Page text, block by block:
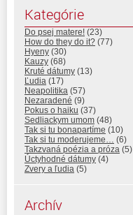
Kategórie
Do psej matere! (23)
How do they do it? (77)
Hyeny (30)
Kauzy (68)
Kruté dátumy (13)
Ľudia (17)
Neapolitika (57)
Nezaradené (9)
Pokus o haiku (37)
Sedliackym umom (48)
Tak si tu bonapartíme (10)
Tak si tu moderujeme… (6)
Takzvaná poézia a próza (5)
Úctyhodné dátumy (4)
Zvery a ľudia (5)
Archív